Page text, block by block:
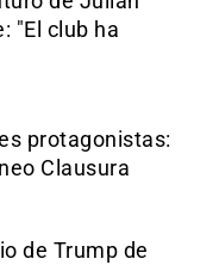
"El club ha
protagonistas:
Clausura
de Trump de